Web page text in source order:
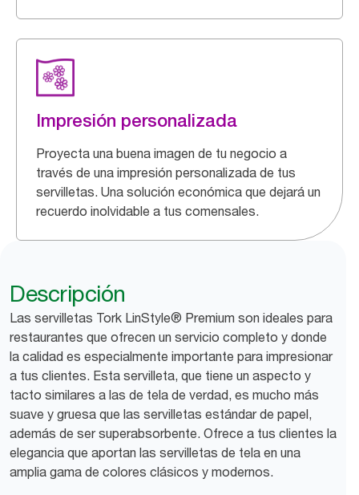
Impresión personalizada
Proyecta una buena imagen de tu negocio a
través de una impresión personalizada de tus
servilletas. Una solución económica que dejará un
recuerdo inolvidable a tus comensales.
Descripción
Las servilletas Tork LinStyle® Premium son ideales para
restaurantes que ofrecen un servicio completo y donde
la calidad es especialmente importante para impresionar
a tus clientes. Esta servilleta, que tiene un aspecto y
tacto similares a las de tela de verdad, es mucho más
suave y gruesa que las servilletas estándar de papel,
además de ser superabsorbente. Ofrece a tus clientes la
elegancia que aportan las servilletas de tela en una
amplia gama de colores clásicos y modernos.